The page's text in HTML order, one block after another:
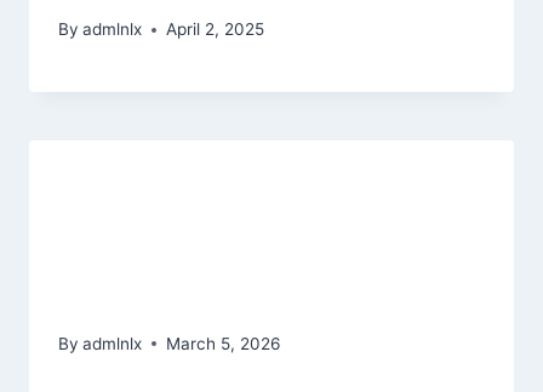
By admlnlx April 2, 2025
By admlnlx March 5, 2026